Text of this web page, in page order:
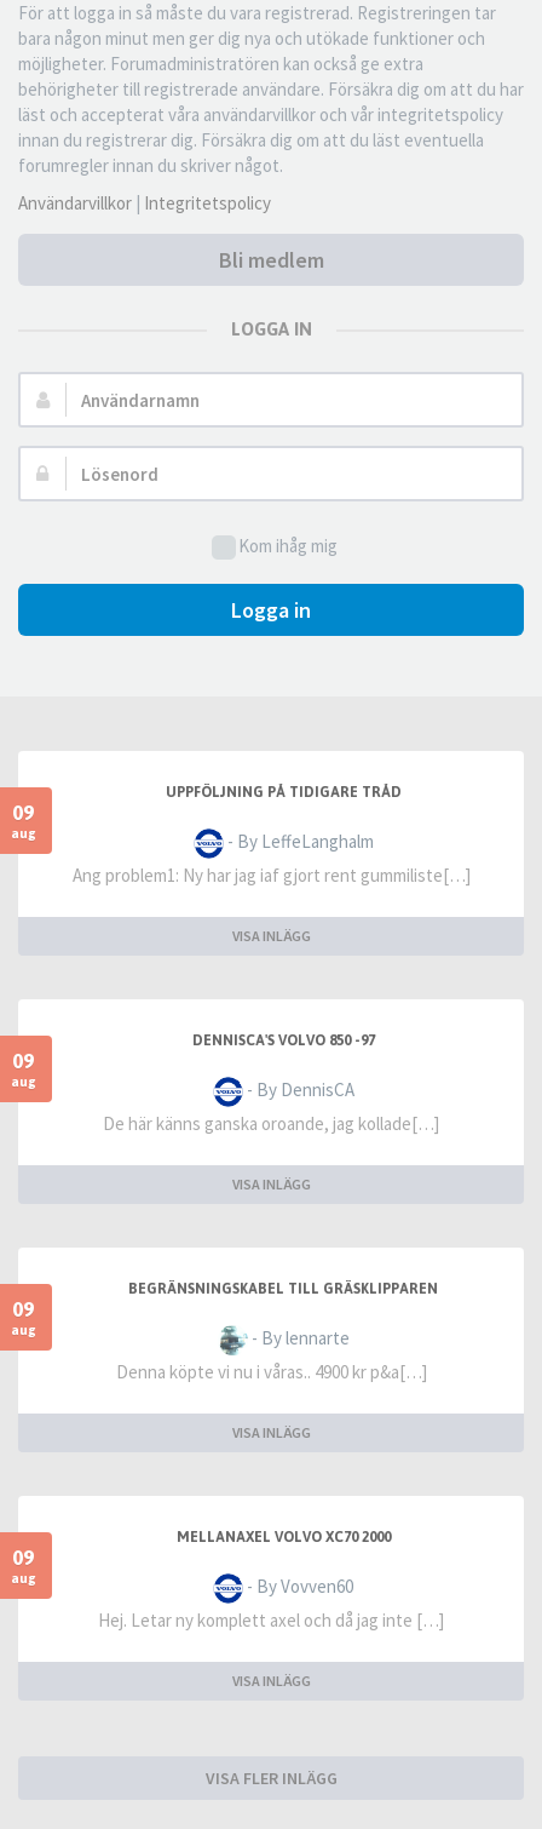
För att logga in så måste du vara registrerad. Registreringen tar
bara någon minut men ger dig nya och utökade funktioner och
möjligheter. Forumadministratören kan också ge extra
behörigheter till registrerade användare. Försäkra dig om att du har
läst och accepterat våra användarvillkor och vår integritetspolicy
innan du registrerar dig. Försäkra dig om att du läst eventuella
forumregler innan du skriver något.
Användarvillkor | Integritetspolicy
Bli medlem
LOGGA IN
Användarnamn:
Lösenord:
Kom ihåg mig
Logga in
09
aug
UPPFÖLJNING PÅ TIDIGARE TRÅD
- By LeffeLanghalm
Ang problem1: Ny har jag iaf gjort rent gummiliste[…]
VISA INLÄGG
09
aug
DENNISCA'S VOLVO 850 -97
- By DennisCA
De här känns ganska oroande, jag kollade[…]
VISA INLÄGG
09
aug
BEGRÄNSNINGSKABEL TILL GRÄSKLIPPAREN
- By lennarte
Denna köpte vi nu i våras.. 4900 kr p&a[…]
VISA INLÄGG
09
aug
MELLANAXEL VOLVO XC70 2000
- By Vovven60
Hej. Letar ny komplett axel och då jag inte […]
VISA INLÄGG
VISA FLER INLÄGG